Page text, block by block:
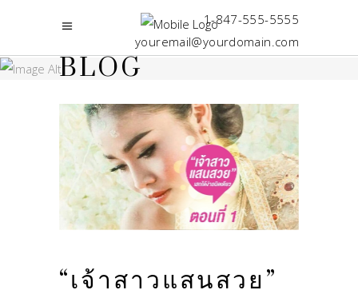
1-847-555-5555
youremail@yourdomain.com
BLOG
“เจ้าสาวแสนสวย”